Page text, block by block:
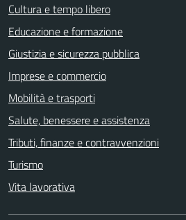
Cultura e tempo libero
Educazione e formazione
Giustizia e sicurezza pubblica
Imprese e commercio
Mobilità e trasporti
Salute, benessere e assistenza
Tributi, finanze e contravvenzioni
Turismo
Vita lavorativa